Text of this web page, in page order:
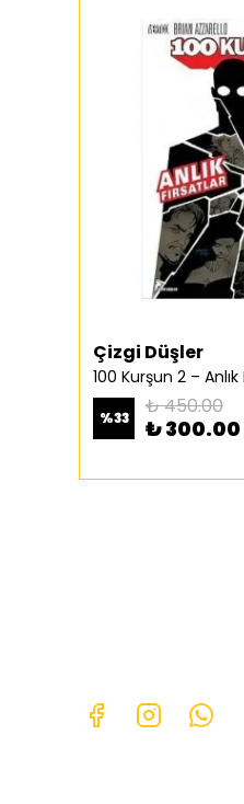
Çizgi Düşler
%33 ₺ 450.00
₺ 300.00